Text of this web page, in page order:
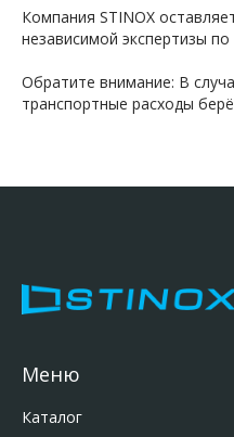
Компания STINOX
независимой экспертизы
Обратите внимание: В
транспортные расходы
Каталог
Меню